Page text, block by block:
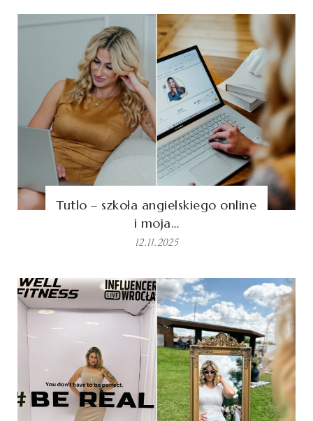
Tutlo – szkoła angielskiego online
i moja…
12.11.2025